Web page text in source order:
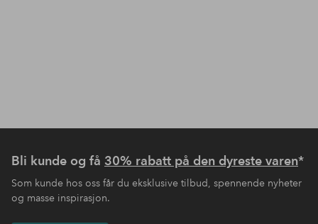
Bli kunde og få 30% rabatt på den dyreste varen*
Som kunde hos oss får du eksklusive tilbud, spennende nyheter
og masse inspirasjon.